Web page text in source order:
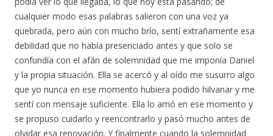
cualquier modo esas palabras salieron con una voz ya
quebrada, pero aún con mucho brío, sentí extrañamente esa
debilidad que no había presenciado antes y que solo se
confundía con el afán de solemnidad que me imponía Daniel
y la propia situación. Ella se acercó y al oído me susurro algo
que yo nunca en ese momento hubiera podido hilvanar y me
sentí con mensaje suficiente. Ella lo amó en ese momento y
se propuso cuidarlo y reencontrarlo y pasó mucho antes de
olvidar esa renovación. Y finalmente cuando la solemnidad